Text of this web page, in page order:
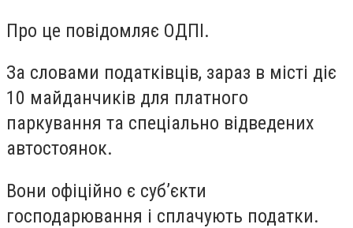
Про це повідомляє ОДПІ.
За словами податківців, зараз в місті діє
10 майданчиків для платного
паркування та спеціально відведених
автостоянок.
Вони офіційно є суб’єкти
господарювання і сплачують податки.